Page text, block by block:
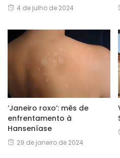
4 de julho de 2024
‘Janeiro roxo’: mês de
enfrentamento à
Hanseníase
29 de janeiro de 2024